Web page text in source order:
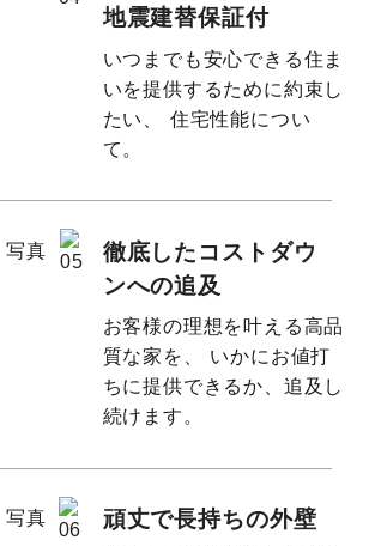
地震建替保証付
いつまでも安心できる住ま
いを提供するために約束し
たい、
住宅性能につい
て。
徹底したコストダウ
ンへの追及
お客様の理想を叶える高品
質な家を、
いかにお値打
ちに提供できるか、追及し
続けます。
頑丈で長持ちの外壁